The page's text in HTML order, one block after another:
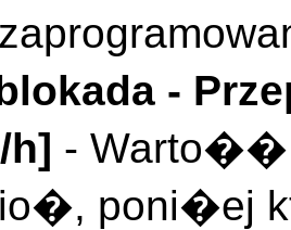
-
h] - Warto��
poni�ej